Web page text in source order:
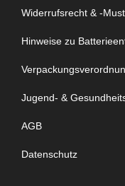
Widerrufsrecht & -
Hinweise zu
Jugend- &
AGB
Datenschutz